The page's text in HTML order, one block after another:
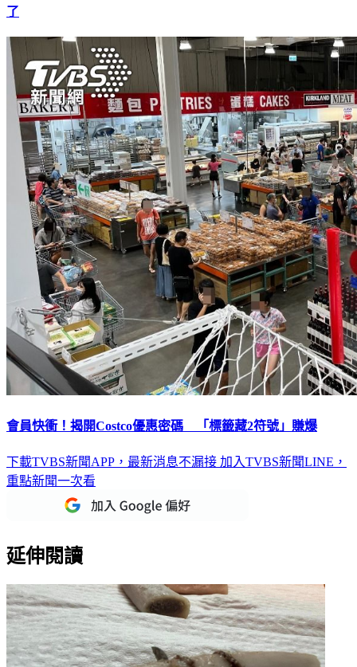
了
會員快衝！揭開Costco優惠密碼 「標籤藏2符號」賺爆
下載TVBS新聞APP，最新消息不漏接 加入TVBS新聞LINE，
重點新聞一次看
延伸閱讀